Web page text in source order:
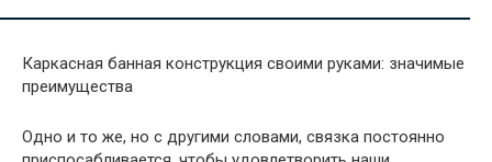
Каркасная банная конструкция своими руками: значимые
преимущества
Одно и то же, но с другими словами, связка постоянно